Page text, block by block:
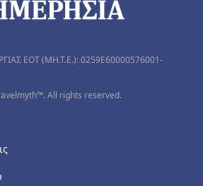
ΕΟΤ (MH.T.E.): 0259Ε60000576001-
All rights reserved.